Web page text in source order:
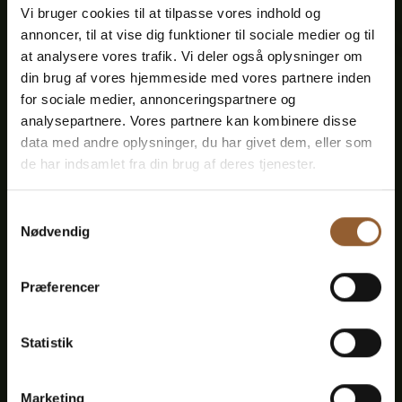
Vi bruger cookies til at tilpasse vores indhold og
annoncer, til at vise dig funktioner til sociale medier og til
at analysere vores trafik. Vi deler også oplysninger om
din brug af vores hjemmeside med vores partnere inden
for sociale medier, annonceringspartnere og
analysepartnere. Vores partnere kan kombinere disse
data med andre oplysninger, du har givet dem, eller som
de har indsamlet fra din brug af deres tjenester.
Nødvendig
Præferencer
Statistik
Marketing
Platin
699 DKK
12 Monate freier Eintritt in alle unsere
Geeignet für den Bork-Wikinger-Markt,